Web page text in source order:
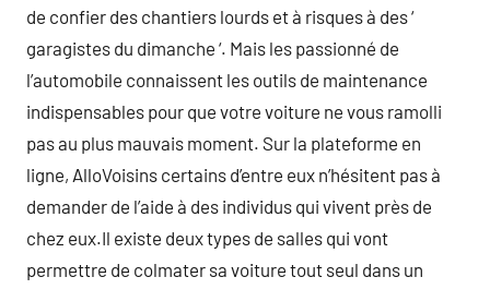
de confier des chantiers lourds et à risques à des ‘
garagistes du dimanche ‘. Mais les passionné de
l’automobile connaissent les outils de maintenance
indispensables pour que votre voiture ne vous ramolli
pas au plus mauvais moment. Sur la plateforme en
ligne, AlloVoisins certains d’entre eux n’hésitent pas à
demander de l’aide à des individus qui vivent près de
chez eux.Il existe deux types de salles qui vont
permettre de colmater sa voiture tout seul dans un